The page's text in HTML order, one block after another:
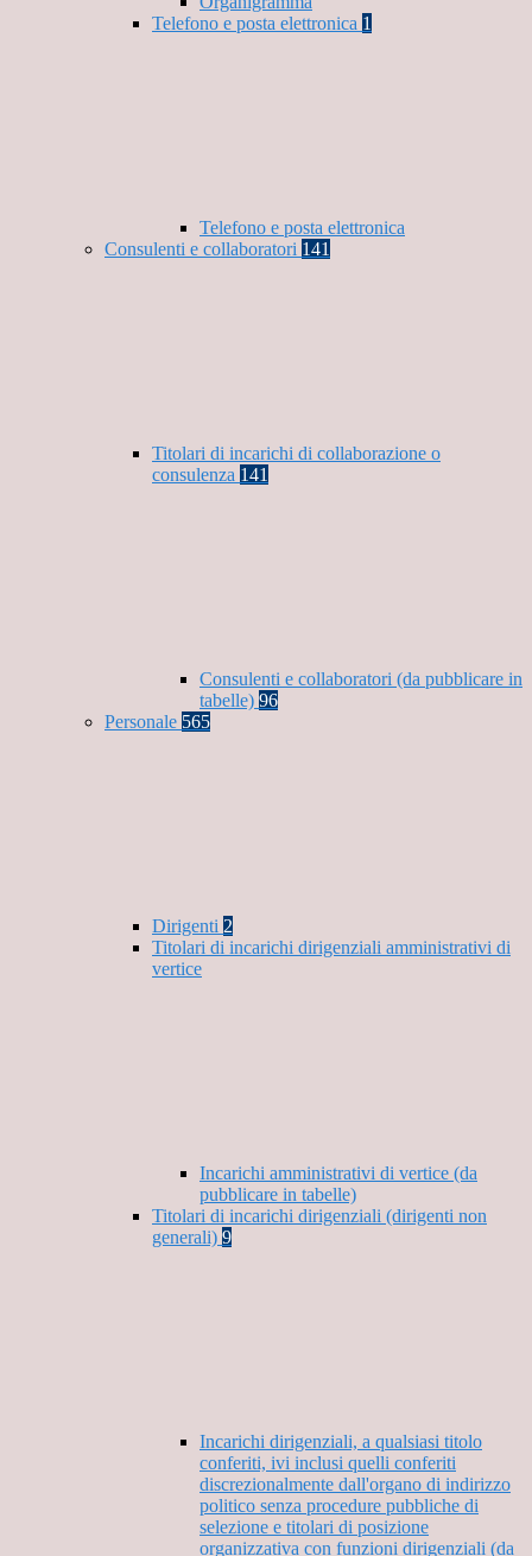
Telefono e posta elettronica 1
Telefono e posta elettronica
Consulenti e collaboratori 141
Titolari di incarichi di collaborazione o
consulenza 141
Consulenti e collaboratori (da pubblicare in
tabelle) 96
Personale 565
Dirigenti 2
Titolari di incarichi dirigenziali amministrativi di
vertice
Incarichi amministrativi di vertice (da
pubblicare in tabelle)
Titolari di incarichi dirigenziali (dirigenti non
generali) 9
Incarichi dirigenziali, a qualsiasi titolo
conferiti, ivi inclusi quelli conferiti
discrezionalmente dall'organo di indirizzo
politico senza procedure pubbliche di
selezione e titolari di posizione
organizzativa con funzioni dirigenziali (da